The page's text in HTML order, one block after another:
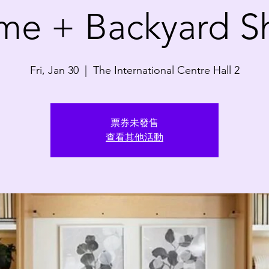
+ Backyard
Fri, Jan 30
  |
The International Centre Hall 2
票券未發售
查看其他活動